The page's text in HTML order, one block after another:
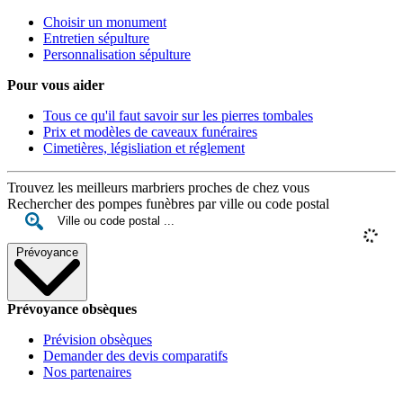
Choisir un monument
Entretien sépulture
Personnalisation sépulture
Pour vous aider
Tous ce qu'il faut savoir sur les pierres tombales
Prix et modèles de caveaux funéraires
Cimetières, législiation et réglement
Trouvez les meilleurs marbriers proches de chez vous
Rechercher des pompes funèbres par ville ou code postal
Prévoyance
Prévoyance obsèques
Prévision obsèques
Demander des devis comparatifs
Nos partenaires